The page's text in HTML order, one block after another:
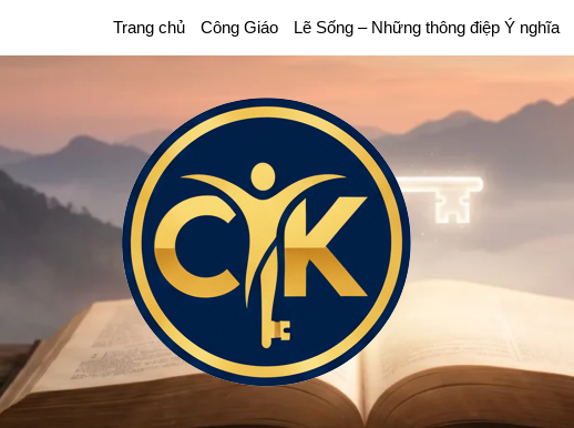
Trang chủ Công Giáo Lẽ Sống – Những thông điệp Ý nghĩa